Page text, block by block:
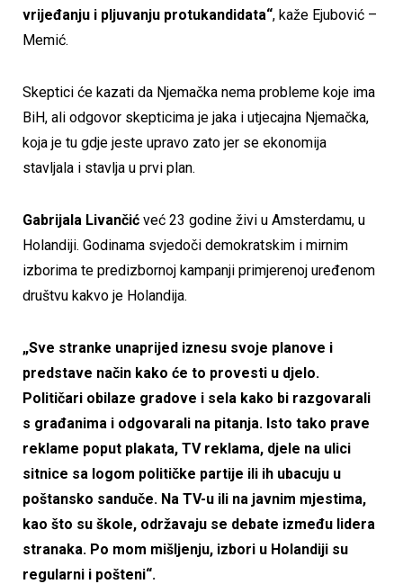
vrijeđanju i pljuvanju protukandidata“, kaže Ejubović –
Memić.
Skeptici će kazati da Njemačka nema probleme koje ima
BiH, ali odgovor skepticima je jaka i utjecajna Njemačka,
koja je tu gdje jeste upravo zato jer se ekonomija
stavljala i stavlja u prvi plan.
Gabrijala Livančić već 23 godine živi u Amsterdamu, u
Holandiji. Godinama svjedoči demokratskim i mirnim
izborima te predizbornoj kampanji primjerenoj uređenom
društvu kakvo je Holandija.
„Sve stranke unaprijed iznesu svoje planove i
predstave način kako će to provesti u djelo.
Političari obilaze gradove i sela kako bi razgovarali
s građanima i odgovarali na pitanja. Isto tako prave
reklame poput plakata, TV reklama, djele na ulici
sitnice sa logom političke partije ili ih ubacuju u
poštansko sanduče. Na TV-u ili na javnim mjestima,
kao što su škole, održavaju se debate između lidera
stranaka. Po mom mišljenju, izbori u Holandiji su
regularni i pošteni“.